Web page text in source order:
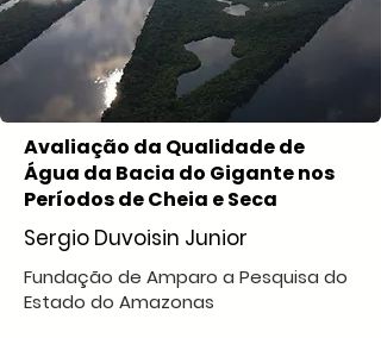
Avaliação da Qualidade de
Água da Bacia do Gigante nos
Períodos de Cheia e Seca
Sergio Duvoisin Junior
Fundação de Amparo a Pesquisa do
Estado do Amazonas